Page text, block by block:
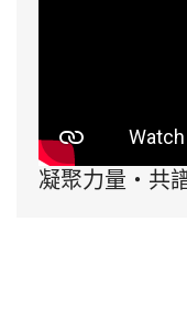
凝聚力量・共